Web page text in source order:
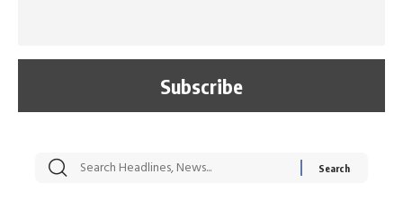
सट्टेबाजी में अरेस्ट हुए
रोज एक कच्चे लहसुन